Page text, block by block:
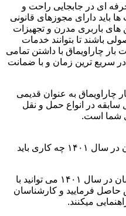
ای در جابجایی راحت و
دارای مجوزهای قانونی
های باربری مدرن و تجهیزات
باشند تا بتوانند خدمات
چاراویماق با داشتن تمامی
در سریع ترین زمان و با ضمانت
به عنوان قدیمی
ایران با بیش از ۷۵ سال سابقه در انواع حمل و نقل
شما است.
برای اطلاع از نرخ کرایه وانت نیسان در سال ۱۴۰۱ چه کاری باید
برای اطلاع از نرخ کرایه وانت و نیسان در سال ۱۴۰۱ می توانید با
09051803289 تماس حاصل فرمایید و کارشناسان
میکنند.